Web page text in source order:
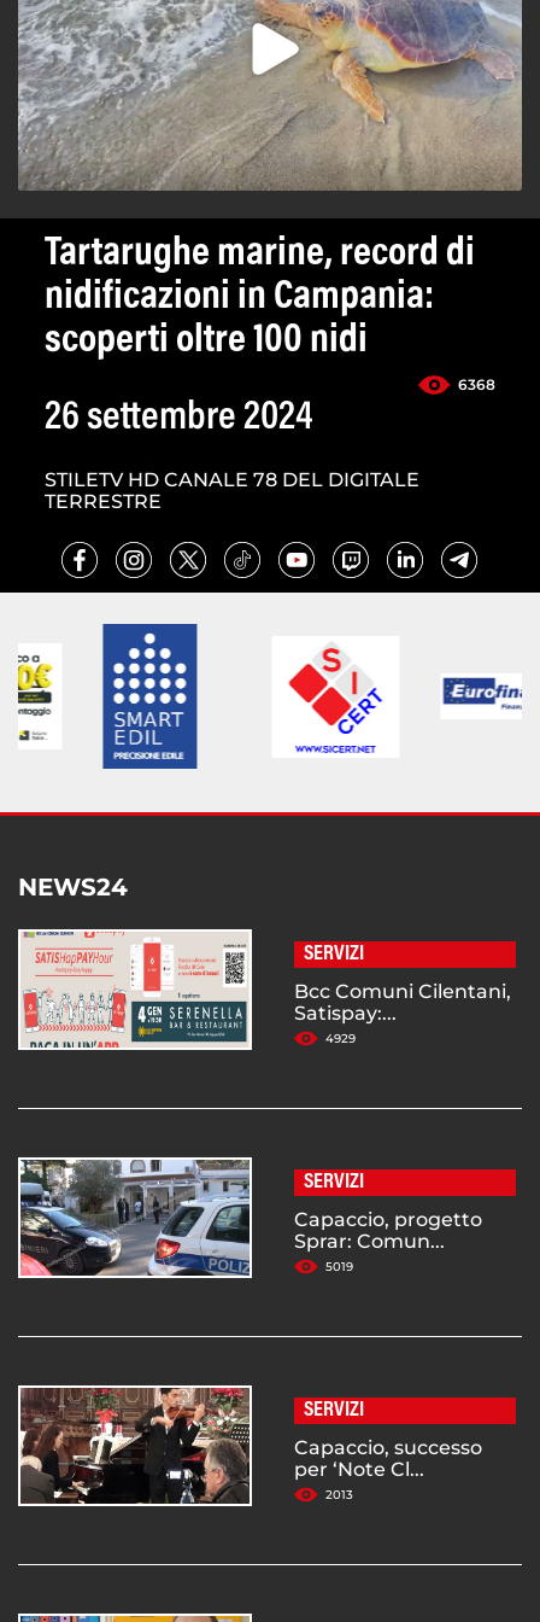
Tartarughe marine, record di
nidificazioni in Campania:
scoperti oltre 100 nidi
6368
26 settembre 2024
STILETV HD CANALE 78 DEL DIGITALE
TERRESTRE
NEWS24
SERVIZI
Bcc Comuni Cilentani,
Satispay:...
4929
SERVIZI
Capaccio, progetto
Sprar: Comun...
5019
SERVIZI
Capaccio, successo
per ‘Note Cl...
2013